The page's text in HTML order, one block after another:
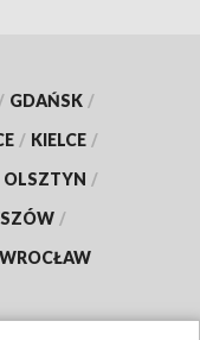
/ GDAŃSK /
/ KIELCE /
OLSZTYN /
/
WROCŁAW